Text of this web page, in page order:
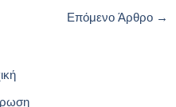
Επόμενο Άρθρο →